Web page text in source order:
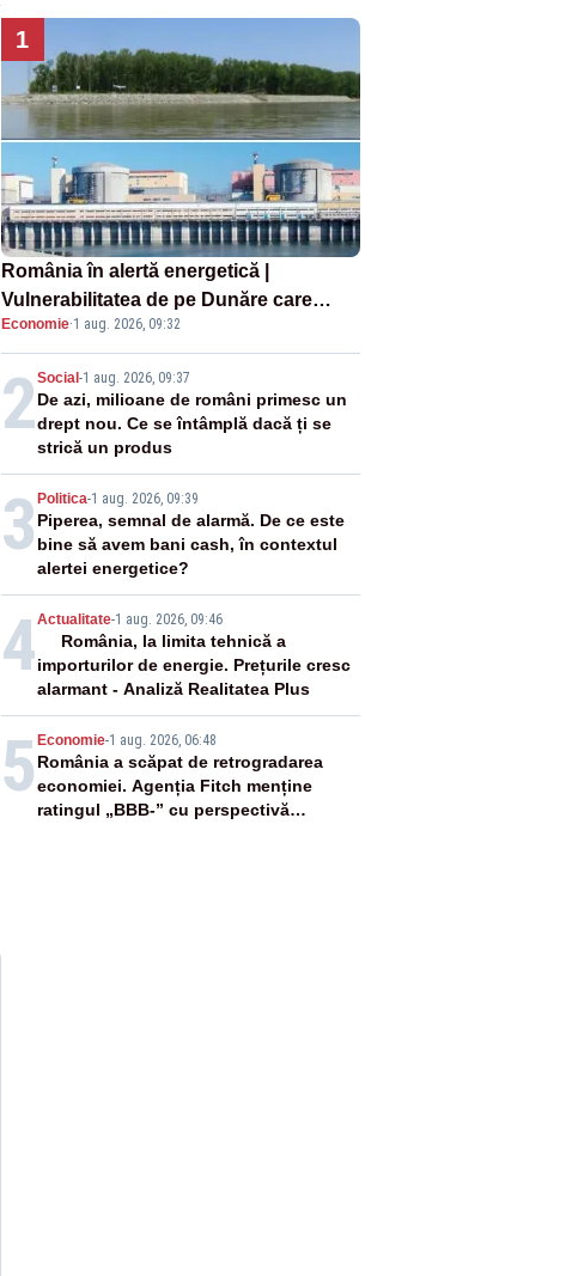
1
România în alertă energetică |
Vulnerabilitatea de pe Dunăre care
pune în pericol Centrala Cernavodă era
cunoscută de pe vremea lui Ceaușescu
Economie·1 aug. 2026, 09:32
2Social -1 aug. 2026, 09:37
De azi, milioane de români primesc un
drept nou. Ce se întâmplă dacă ți se
strică un produs
3 Politica-1 aug. 2026, 09:39
Piperea, semnal de alarmă. De ce este
bine să avem bani cash, în contextul
alertei energetice?
4Actualitate-1 aug. 2026, 09:46
România, la limita tehnică a
importurilor de energie. Prețurile cresc
alarmant - Analiză Realitatea Plus
5 Economie-1 aug. 2026, 06:48
România a scăpat de retrogradarea
economiei. Agenția Fitch menține
ratingul „BBB-” cu perspectivă